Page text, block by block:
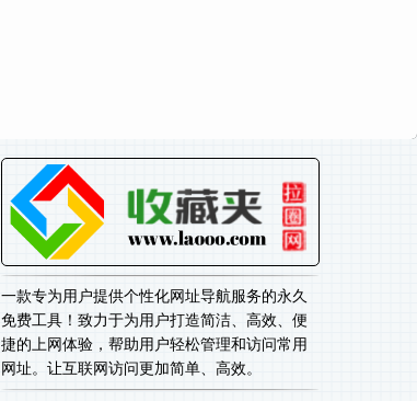
一款专为用户提供个性化网址导航服务的永久
免费工具！致力于为用户打造简洁、高效、便
捷的上网体验，帮助用户轻松管理和访问常用
网址。让互联网访问更加简单、高效。